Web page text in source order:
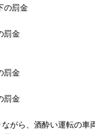
罰金
罰金
罰金
罰金
がら、酒酔い運転の車